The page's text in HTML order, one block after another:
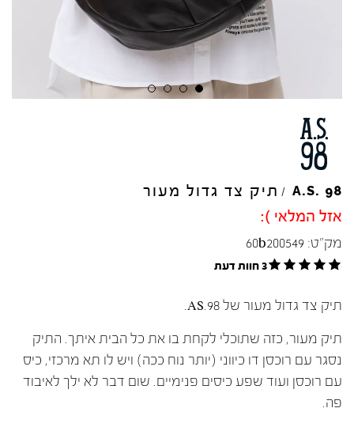
A.S. 98
/ תיק צד גדול מעור
אזל המלאי ):
מק"ט: 60b200549
3 חוות דעת
תיק צד גדול מעור של AS.98.
תיק מעור, כזה שתוכלי לקחת בו את כל הבית איתך. התיק
נסגר עם רוכסן דו כיווני (יותר נוח ככה) ויש לו תא מרכזי, כיס
עם רוכסן ועוד שפע כיסים פנימיים. שום דבר לא ילך לאיבוד
פה.